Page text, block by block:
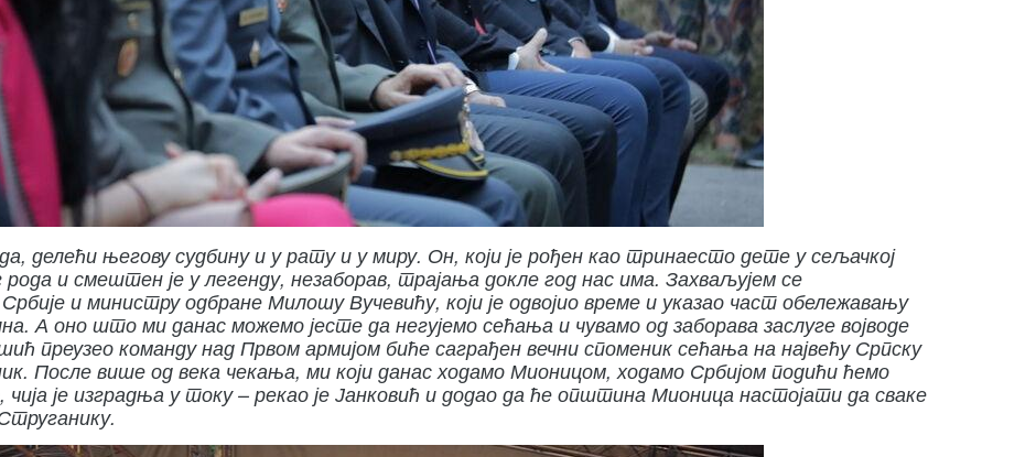
делећи његову судбину и у рату и у миру. Он, који је рођен као тринаесто дете у сељачкој
и смештен је у легенду, незаборав, трајања докле год нас има. Захваљујем се
и министру одбране Милошу Вучевићу, који је одвојио време и указао част обележавању
А оно што ми данас можемо јесте да негујемо сећања и чувамо од заборава заслуге војводе
преузео команду над Првом армијом биће саграђен вечни споменик сећања на највећу Српску
После више од века чекања, ми који данас ходамо Мионицом, ходамо Србијом подићи ћемо
је изградња у току – рекао је Јанковић и додао да ће општина Мионица настојати да сваке